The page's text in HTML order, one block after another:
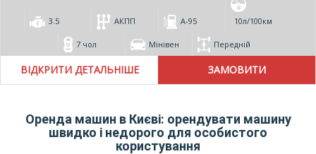
3.5 АКПП А-95 10л/100км
7 чол Мінівен Передній
ВІДКРИТИ ДЕТАЛЬНІШЕ
Оренда машин в Києві: орендувати машину
швидко і недорого для особистого
користування